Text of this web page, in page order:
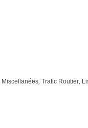
Miscellanées, Trafic Routier,